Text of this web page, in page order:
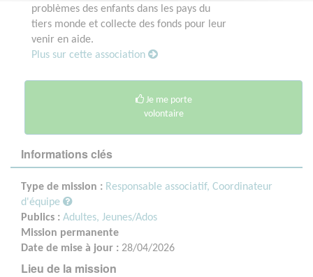
problèmes des enfants dans les pays du
tiers monde et collecte des fonds pour leur
venir en aide.
Plus sur cette association
Je me porte
volontaire
Informations clés
Type de mission : Responsable associatif, Coordinateur
d'équipe
Publics : Adultes, Jeunes/Ados
Mission permanente
Date de mise à jour : 28/04/2026
Lieu de la mission